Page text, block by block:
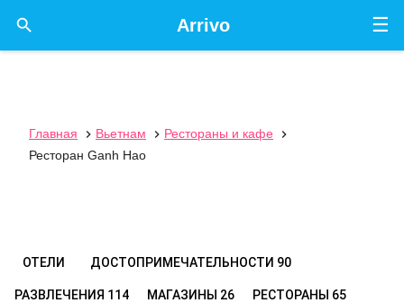
☰
Arrivo

Главная  Вьетнам  Рестораны и кафе

Ресторан Ganh Hao
ОТЕЛИ ДОСТОПРИМЕЧАТЕЛЬНОСТИ 90
РАЗВЛЕЧЕНИЯ 114 МАГАЗИНЫ 26 РЕСТОРАНЫ 65